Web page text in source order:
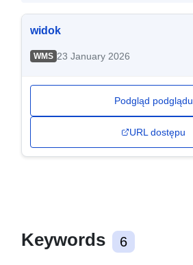
widok
WMS 23 January 2026
Podgląd podglądu
URL dostępu
Keywords 6